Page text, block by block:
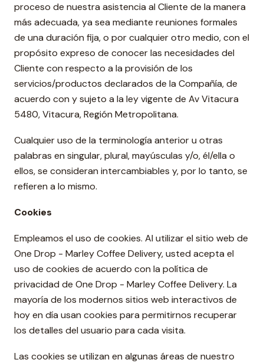
proceso de nuestra asistencia al Cliente de la manera
más adecuada, ya sea mediante reuniones formales
de una duración fija, o por cualquier otro medio, con el
propósito expreso de conocer las necesidades del
Cliente con respecto a la provisión de los
servicios/productos declarados de la Compañía, de
acuerdo con y sujeto a la ley vigente de Av Vitacura
5480, Vitacura, Región Metropolitana.
Cualquier uso de la terminología anterior u otras
palabras en singular, plural, mayúsculas y/o, él/ella o
ellos, se consideran intercambiables y, por lo tanto, se
refieren a lo mismo.
Cookies
Empleamos el uso de cookies. Al utilizar el sitio web de
One Drop - Marley Coffee Delivery, usted acepta el
uso de cookies de acuerdo con la política de
privacidad de One Drop - Marley Coffee Delivery. La
mayoría de los modernos sitios web interactivos de
hoy en día usan cookies para permitirnos recuperar
los detalles del usuario para cada visita.
Las cookies se utilizan en algunas áreas de nuestro